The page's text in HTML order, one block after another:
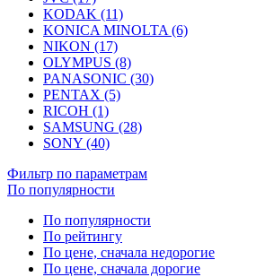
KODAK (11)
KONICA MINOLTA (6)
NIKON (17)
OLYMPUS (8)
PANASONIC (30)
PENTAX (5)
RICOH (1)
SAMSUNG (28)
SONY (40)
Фильтр по параметрам
По популярности
По популярности
По рейтингу
По цене, сначала недорогие
По цене, сначала дорогие